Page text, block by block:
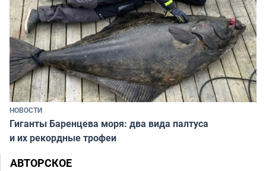
НОВОСТИ
Гиганты Баренцева моря: два вида палтуса
и их рекордные трофеи
АВТОРСКОЕ